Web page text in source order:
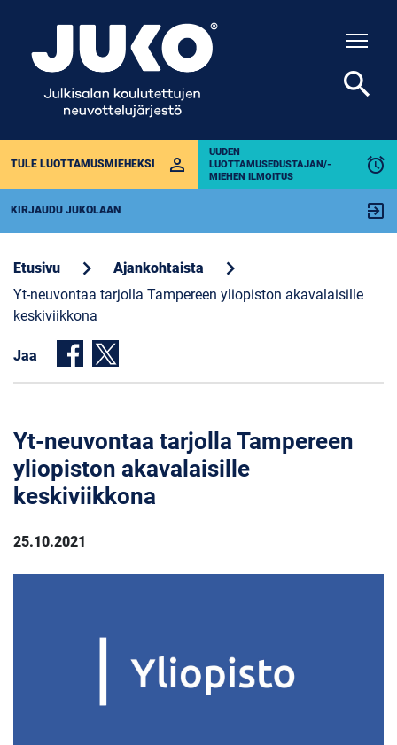
TULE LUOTTAMUSMIEHEKSI perm_identity
UUDEN
LUOTTAMUSEDUSTAJAN/-
MIEHEN ILMOITUS
alarm
KIRJAUDU JUKOLAAN exit_to_app
search
Etusivu chevron_right Ajankohtaista chevron_right
Yt-neuvontaa tarjolla Tampereen yliopiston akavalaisille
keskiviikkona
Jaa
Yt-neuvontaa tarjolla Tampereen
yliopiston akavalaisille
keskiviikkona
25.10.2021